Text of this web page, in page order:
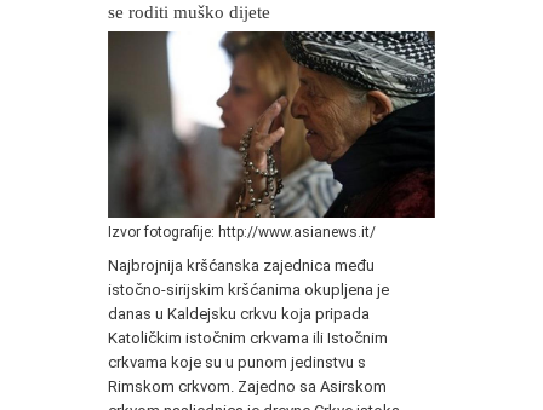
se roditi muško dijete
Izvor fotografije: http://www.asianews.it/
Najbrojnija kršćanska zajednica među
istočno-sirijskim kršćanima okupljena je
danas u Kaldejsku crkvu koja pripada
Katoličkim istočnim crkvama ili Istočnim
crkvama koje su u punom jedinstvu s
Rimskom crkvom. Zajedno sa Asirskom